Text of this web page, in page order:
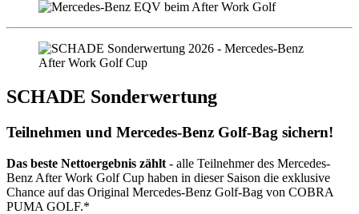
SCHADE Sonderwertung
Teilnehmen und Mercedes-Benz Golf-Bag sichern!
Das beste Nettoergebnis zählt - alle Teilnehmer des Mercedes-
Benz After Work Golf Cup haben in dieser Saison die exklusive
Chance auf das Original Mercedes-Benz Golf-Bag von COBRA
PUMA GOLF.*